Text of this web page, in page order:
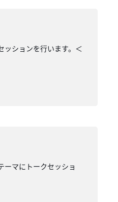
ッションを行います。＜
ーマにトークセッショ